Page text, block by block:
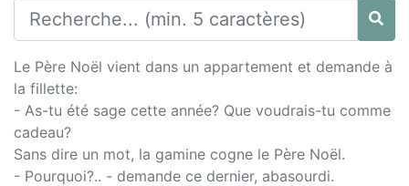
Le Père Noël vient dans un appartement et demande à
la fillette:
- As-tu été sage cette année? Que voudrais-tu comme
cadeau?
Sans dire un mot, la gamine cogne le Père Noël.
- Pourquoi?.. - demande ce dernier, abasourdi.